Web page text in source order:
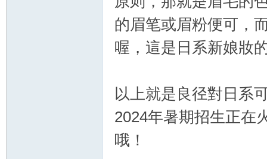
的眉笔或眉粉便可，
喔，這是日系新娘妝
以上就是良径對日系
2024年暑期招生正在
哦！